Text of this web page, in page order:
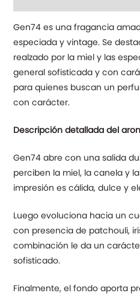
Gen74 es una fragancia
especiada y vintage. Se
realzado por la miel y las
general sofisticada y con
para quienes buscan un
con carácter.
Descripción detallada del
Gen74 abre con una salida
perciben la miel, la canela y
impresión es cálida, dulce y
Luego evoluciona hacia un
con presencia de patchouli,
combinación le da un
sofisticado.
Finalmente, el fondo aporta